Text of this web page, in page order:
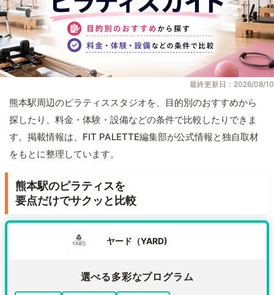
最終更新日：2026/08/10
熊本駅周辺のピラティススタジオを、目的別のおすすめから
探したり、料金・体験・設備などの条件で比較したりできま
す。掲載情報は、FIT PALETTE編集部が公式情報と独自取材
をもとに整理しています。
熊本駅のピラティスを
要点だけでサクッと比較
ヤード（YARD)
選べる多彩なプログラム